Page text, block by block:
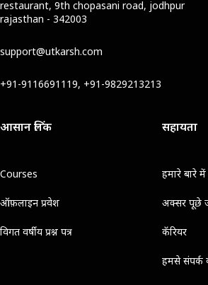
restaurant, 9th chopasani road, jodhpur
rajasthan - 342003
support@utkarsh.com
+91-9116691119, +91-9829213213
आसान लिंक
Courses
ऑफ़लाइन प्रवेश
विगत वर्षीय प्रश्न पत्र
सहायता
हमारे बारे में
अक्सर पूछे
कॅरियर
हमसे संपर्क